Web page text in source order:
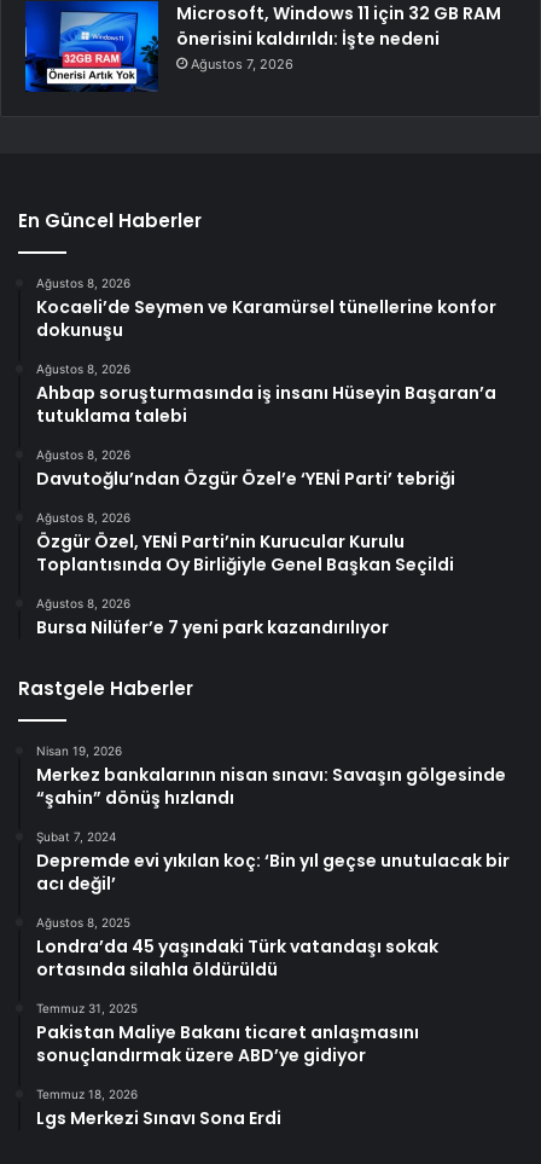
Microsoft, Windows 11 için 32 GB RAM
önerisini kaldırıldı: İşte nedeni
Ağustos 7, 2026
En Güncel Haberler
Ağustos 8, 2026
Kocaeli’de Seymen ve Karamürsel tünellerine konfor
dokunuşu
Ağustos 8, 2026
Ahbap soruşturmasında iş insanı Hüseyin Başaran’a
tutuklama talebi
Ağustos 8, 2026
Davutoğlu’ndan Özgür Özel’e ‘YENİ Parti’ tebriği
Ağustos 8, 2026
Özgür Özel, YENİ Parti’nin Kurucular Kurulu
Toplantısında Oy Birliğiyle Genel Başkan Seçildi
Ağustos 8, 2026
Bursa Nilüfer’e 7 yeni park kazandırılıyor
Rastgele Haberler
Nisan 19, 2026
Merkez bankalarının nisan sınavı: Savaşın gölgesinde
“şahin” dönüş hızlandı
Şubat 7, 2024
Depremde evi yıkılan koç: ‘Bin yıl geçse unutulacak bir
acı değil’
Ağustos 8, 2025
Londra’da 45 yaşındaki Türk vatandaşı sokak
ortasında silahla öldürüldü
Temmuz 31, 2025
Pakistan Maliye Bakanı ticaret anlaşmasını
sonuçlandırmak üzere ABD’ye gidiyor
Temmuz 18, 2026
Lgs Merkezi Sınavı Sona Erdi